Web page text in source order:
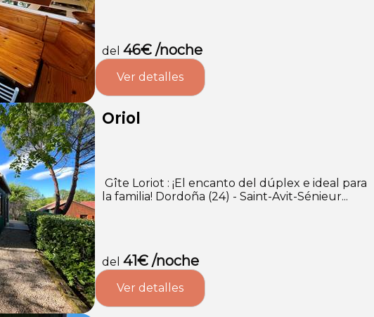
del 46€ /noche
Ver detalles
Oriol
‍‍‍ Gîte Loriot : ¡El encanto del dúplex e ideal para
la familia! Dordoña (24) - Saint-Avit-Sénieur...
del 41€ /noche
Ver detalles